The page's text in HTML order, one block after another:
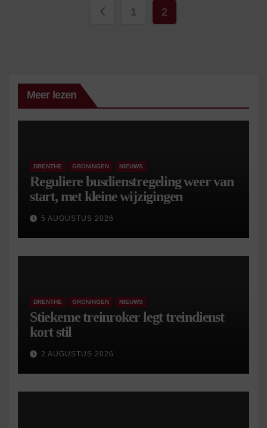
Berichten
1 2
Meer lezen
DRENTHE GRONINGEN NIEUWS
Reguliere busdienstregeling weer van
start, met kleine wijzigingen
5 AUGUSTUS 2026
DRENTHE GRONINGEN NIEUWS
Stiekeme treinroker legt treindienst
kort stil
2 AUGUSTUS 2026